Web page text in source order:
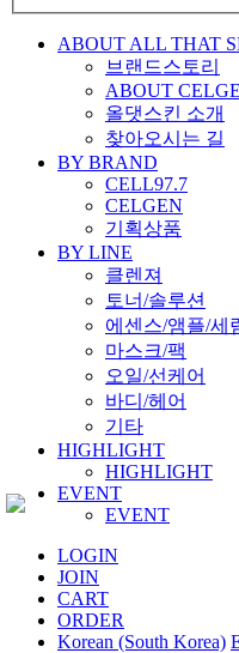
ABOUT ALL THAT
브랜드스토리
ABOUT
올댓스킨 소개
찾아오시는 길
BY BRAND
CELL97.7
CELGEN
기획상품
BY LINE
클렌져
토너/솔루션
에센스/앰플/세
마스크/팩
오일/선케어
바디/헤어
기타
HIGHLIGHT
HIGHLIGHT
EVENT
EVENT
LOGIN
JOIN
CART
ORDER
Korean (South Korea)